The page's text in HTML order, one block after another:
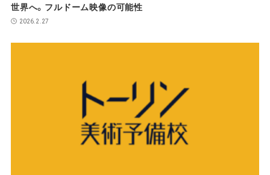
世界へ。フルドーム映像の可能性
2026.2.27